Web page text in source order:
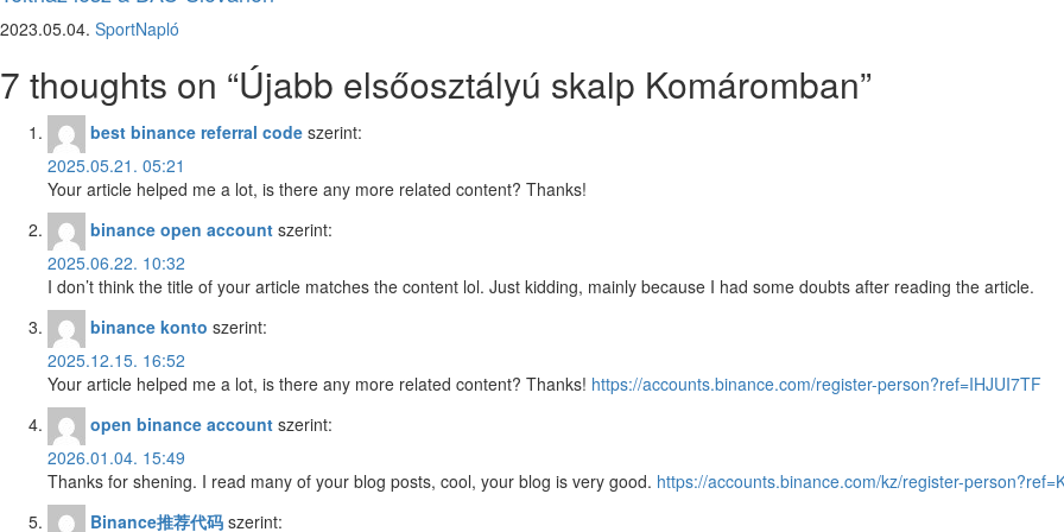
2023.05.04. SportNapló
7 thoughts on “Újabb elsőosztályú skalp Komáromban”
best binance referral code szerint:
2025.05.21. 05:21
Your article helped me a lot, is there any more related content? Thanks!
binance open account szerint:
2025.06.22. 10:32
I don’t think the title of your article matches the content lol. Just kidding, mainly because I had some doubts after reading the article.
binance konto szerint:
2025.12.15. 16:52
Your article helped me a lot, is there any more related content? Thanks! https://accounts.binance.com/register-person?ref=IHJUI7TF
open binance account szerint:
2026.01.04. 15:49
Thanks for shening. I read many of your blog posts, cool, your blog is very good. https://accounts.binance.com/kz/register-
Binance推荐代码 szerint: